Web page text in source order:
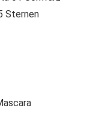
Sternen